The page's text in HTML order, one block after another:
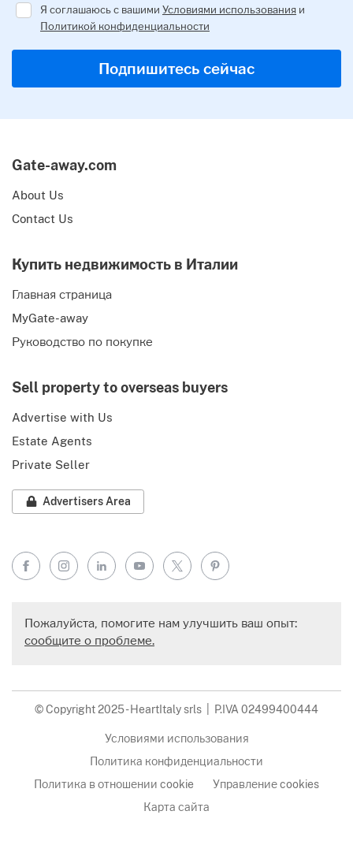
Я соглашаюсь с вашими Условиями использования и
Политикой конфиденциальности
Regulator
Подпишитесь сейчас
Gate-away.com
About Us
Contact Us
Купить недвижимость в Италии
Главная страница
MyGate-away
Руководство по покупке
Sell property to overseas buyers
Advertise with Us
Estate Agents
Private Seller
Advertisers Area
FacebookInstagramLinkedInYouTube
X Pinterest
Пожалуйста, помогите нам улучшить ваш опыт:
сообщите о проблеме.
© Copyright 2025 - HeartItaly srls | P.IVA 02499400444
Условиями использования
Политика конфиденциальности
Политика в отношении cookie
Управление cookies
Карта сайта